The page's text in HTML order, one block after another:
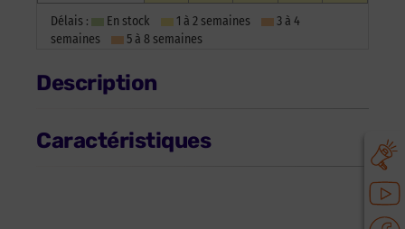
Délais :
En stock 1 à 2 semaines
3 à 4
semaines
5 à 8 semaines
Description
Caractéristiques